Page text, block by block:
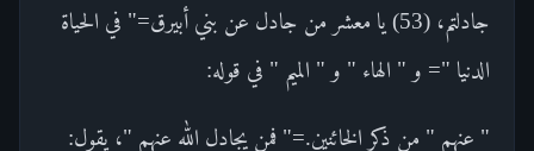
جادلتم، (53) يا معشر من جادل عن بني أبيرق=" في الحياة
الدنيا "= و " الهاء " و " الميم " في قوله:
" عنهم " من ذكر الخائنين.=" فمن يجادل الله عنهم "، يقول: